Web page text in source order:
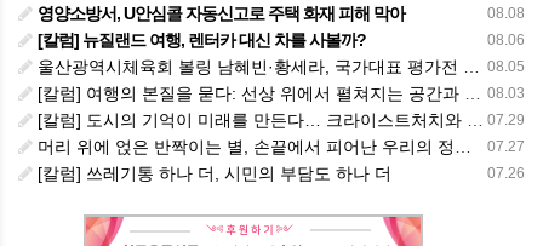
08.08
영양소방서, U안심콜 자동신고로 주택 화재 피해 막아
08.06
[칼럼] 뉴질랜드 여행, 렌터카 대신 차를 사볼까?
08.05
울산광역시체육회 볼링 남혜빈·황세라, 국가대표 평가전 통과… ‘아시아선수권 출전’
08.03
[칼럼] 여행의 본질을 묻다: 선상 위에서 펼쳐지는 공간과 사람, 그리고 미식의 미학
07.29
[칼럼] 도시의 기억이 미래를 만든다… 크라이스트처치와 한국 도시가 주는 교훈
07.27
머리 위에 얹은 반짝이는 별, 손끝에서 피어난 우리의 정체성
07.26
[칼럼] 쓰레기통 하나 더, 시민의 부담도 하나 더